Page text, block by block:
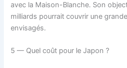
avec la Maison-Blanche. Son
milliards pourrait couvrir une
envisagés.
5 — Quel coût pour le Japon ?